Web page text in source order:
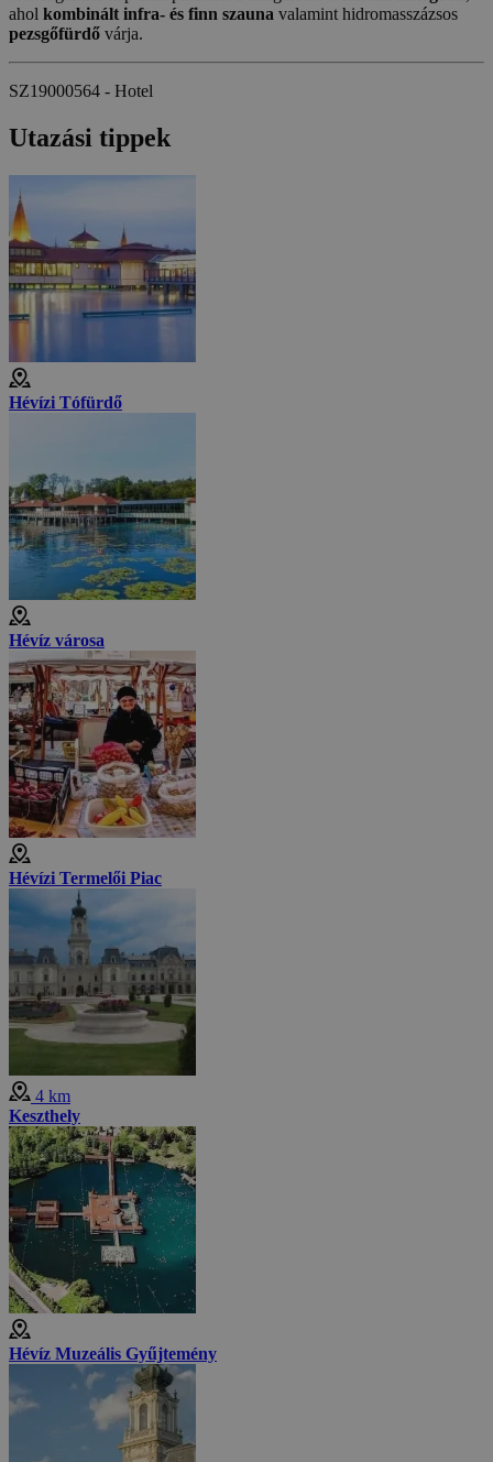
ahol kombinált infra- és finn szauna valamint hidromasszázsos
pezsgőfürdő várja.
SZ19000564 - Hotel
Utazási tippek
Hévízi Tófürdő
Hévíz városa
Hévízi Termelői Piac
4 km
Keszthely
Hévíz Muzeális Gyűjtemény